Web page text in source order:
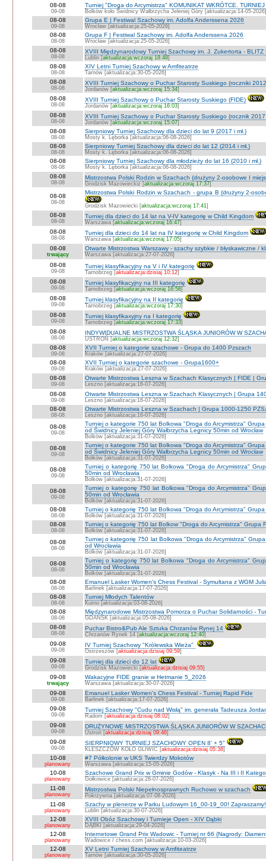
08-08
09-08
Turniej "Droga do Arcymistrza" KOMUNIKAT WKRÓTCE.
Bolków koło Świdnicy Wałbrzycha Jeleniej Góry [aktualizacja:14-05-2026]
08-08
09-08
Grupa E | Festiwal Szachowy im. Adolfa Anderssena 2026
Wrocław [aktualizacja:25-05-2026]
08-08
08-08
Grupa F | Festiwal Szachowy im. Adolfa Anderssena 2026
Wrocław [aktualizacja:25-05-2026]
08-08
08-08
XVIII Międzynarodowy Turniej Szachowy im. J. Zukertorta -
Lublin [aktualizacja:wczoraj 18:48]
08-08
08-08
XIV Letni Turniej Szachowy w Amfiteatrze
Tarnów [aktualizacja:30-05-2026]
08-08
08-08
XVIII Turniej Szachowy o Puchar Starosty Suskiego (roczniki
Jordanów [aktualizacja:wczoraj 15:34]
08-08
08-08
XVIII Turniej Szachowy o Puchar Starosty Suskiego (FIDE)
Jordanów [aktualizacja:wczoraj 16:03]
08-08
08-08
XVIII Turniej Szachowy o Puchar Starosty Suskiego (rocznik 2017
Jordanów [aktualizacja:wczoraj 15:07]
08-08
08-08
Sierpniowy Turniej Szachowy dla dzieci do lat 9 (2017 i mł.)
Mosty k. Lęborka [aktualizacja:06-08-2026]
08-08
08-08
Sierpniowy Turniej Szachowy dla dzieci do lat 12 (2014 i mł.)
Mosty k. Lęborka [aktualizacja:06-08-2026]
08-08
08-08
Sierpniowy Turniej Szachowy dla młodzieży do lat 16 (2010 i mł.)
Mosty k. Lęborka [aktualizacja:06-08-2026]
08-08
08-08
Mistrzostwa Polski Rodzin w Szachach (drużyny 2-osobowe I
Grodzisk Mazowieckiz [aktualizacja:wczoraj 17:37]
08-08
08-08
Mistrzostwa Polski Rodzin w Szachach - grupa B (drużyny 2-
Grodzisk Mazowiecki [aktualizacja:wczoraj 17:41]
08-08
08-08
Turniej dla dzieci do 14 lat na V-IV kategorię w Child Kingdom
Warszawa [aktualizacja:wczoraj 16:47]
08-08
08-08
Turniej dla dzieci do 14 lat na IV kategorię w Child Kingdom
Warszawa [aktualizacja:wczoraj 17:05]
08-08
trwający
Otwarte Mistrzostwa Warszawy - szachy szybkie / błyskawiczne /
Warszawa [aktualizacja:27-07-2026]
08-08
09-08
Turniej klasyfikacyjny na V i IV kategorię
Tarnobrzeg [aktualizacja:dzisiaj 10:12]
08-08
09-08
Turniej klasyfikacyjny na III kategorię
Tarnobrzeg [aktualizacja:wczoraj 16:58]
08-08
09-08
Turniej klasyfikacyjny na II kategorię
Tarnobrzeg [aktualizacja:wczoraj 17:30]
08-08
09-08
Turniej klasyfikaxyjny na I kategorię
Tarnobrzeg [aktualizacja:wczoraj 17:33]
08-08
08-08
INDYWIDUALNE MISTRZOSTWA ŚLĄSKA JUNIORÓW W
USTROŃ [aktualizacja:wczoraj 12:32]
08-08
09-08
XVII Turniej o kategorie szachowe - Grupa do 1400 Pzszach
Kraków [aktualizacja:27-07-2026]
08-08
09-08
XVII Turniej o kategorie szachowe - Grupa1600+
Kraków [aktualizacja:27-07-2026]
08-08
09-08
Otwarte Mistrzostwa Leszna w Szachach Klasycznych | FIDE |
Leszno [aktualizacja:16-07-2026]
08-08
09-08
Otwarte Mistrzostwa Leszna w Szachach Klasycznych | Grupa
Leszno [aktualizacja:16-07-2026]
08-08
08-08
Otwarte Mistrzostwa Leszna w Szachach | Grupa 1000-1250
Leszno [aktualizacja:16-07-2026]
08-08
09-08
Turniej o kategorie 750 lat Bolkowa "Droga do Arcymistrza"
od Świdnicy Jeleniej Góry Wałbrzycha Legnicy 50min od Wrocław
Bolków [aktualizacja:31-07-2026]
08-08
09-08
Turniej o kategorie 750 lat Bolkowa "Droga do Arcymistrza"
od Świdnicy Jeleniej Góry Wałbrzycha Legnicy 50min od Wrocław
Bolków [aktualizacja:31-07-2026]
08-08
09-08
Turniej o kategorię 750 lat Bolkowa "Droga do Arcymistrza"
50min od Wrocławia
Bolków [aktualizacja:31-07-2026]
08-08
09-08
Turniej o kategorię 750 lat Bolkowa "Droga do Arcymistrza"
50min od Wrocławia
Bolków [aktualizacja:31-07-2026]
08-08
08-08
Turniej o kategorię 750 lat Bolkowa "Droga do Arcymistrza"
Bolków [aktualizacja:31-07-2026]
08-08
08-08
Turniej o kategorię 750 lat Bolkow "Droga do Arcymistrza" Grupa
Bolków [aktualizacja:31-07-2026]
08-08
08-08
Turniej o kategorię 750 lat Bolkowa "Droga do Arcymistrza"
od Wrocławia
Bolków [aktualizacja:31-07-2026]
08-08
08-08
Turniej o kategorię 750 lat Bolkowa "Droga do Arcymistrza"
50min od Wrocławia
Bolków [aktualizacja:31-07-2026]
08-08
08-08
Emanuel Lasker Women's Chess Festival - Symultana z WGM
Barlinek [aktualizacja:17-07-2026]
08-08
08-08
Turniej Młodych Talentów
Kutno [aktualizacja:03-08-2026]
08-08
08-08
Międzynarodowe Mistrzostwa Pomorza o Puchar Solidarności -
GDAŃSK [aktualizacja:05-08-2026]
08-08
08-08
Puchar Bistro&Pub Ale Sztuka Chrzanów Rynej 14
Chrzanów Rynek 14 [aktualizacja:wczoraj 12:40]
09-08
09-08
IV Turniej Szachowy "Królewska Wieża"
Ostrzeszów [aktualizacja:dzisiaj 09:59]
09-08
09-08
Turniej dla dzieci do 12 lat
Grodzisk Mazowiecki [aktualizacja:dzisiaj 09:55]
09-08
trwający
Wakacyjne FIDE granie w Hetmanie 5_2026
Warszawa [aktualizacja:30-07-2026]
09-08
09-08
Emanuel Lasker Women's Chess Festival - Turniej Rapid Fide
Barlinek [aktualizacja:17-07-2026]
09-08
09-08
Turniej Szachowy "Cudu nad Wisłą" im. generała Tadeusza
Radom [aktualizacja:dzisiaj 08:02]
09-08
09-08
DRUŻYNOWE MISTRZOSTWA ŚLĄSKA JUNIORÓW W
Ustroń [aktualizacja:dzisiaj 09:46]
09-08
09-08
SIERPNIOWY TURNIEJ SZACHOWY OPEN 8' + 5"
KLESZCZÓW KOŁO GLIWIC [aktualizacja:dzisiaj 05:38]
10-08
planowany
#7 Półkolonie w UKS Twierdzy Mokotów
Warszawa [aktualizacja:15-05-2026]
10-08
planowany
Szachowe Grand Prix w Gminie Godów - Klasyk - Na III i II
Gołkowice [aktualizacja:28-07-2026]
11-08
planowany
Mistrzostwa Polski Niepełnosprawnych Ruchowo w szachach
Pokrzywna [aktualizacja:07-08-2026]
11-08
planowany
Szachy w plenerze w Parku Ludowym 16_00-19_00! Zapraszamy!
Lublin [aktualizacja:30-07-2026]
12-08
planowany
XVIII Obóz Szachowy i Turnieje Open - XIV Dąbki
DĄBKI [aktualizacja:29-04-2026]
12-08
planowany
Internetowe Grand Prix Wadowic - Turniej nr 66 (Nagrody:
Wadowice / chess.com [aktualizacja:10-03-2026]
12-08
planowany
XV Letni Turniej Szachowy w Amfiteatrze
Tarnów [aktualizacja:30-05-2026]